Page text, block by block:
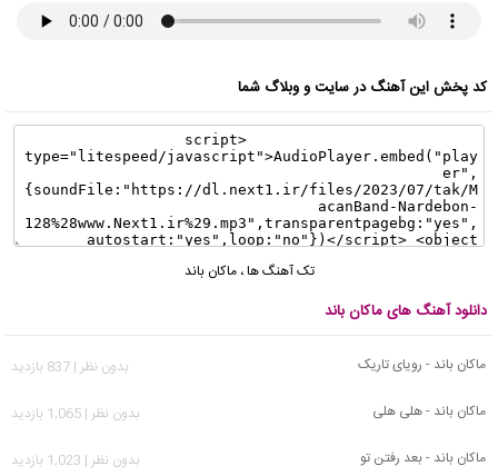
کد پخش این آهنگ در سایت و وبلاگ شما
تک آهنگ ها،ماکان باند
دانلود آهنگ های ماکان باند
ماکان باند - رویای تاریک
بدون نظر | 837 بازدید
ماکان باند - هلی هلی
بدون نظر | 1,065 بازدید
ماکان باند - بعد رفتن تو
بدون نظر | 1,023 بازدید